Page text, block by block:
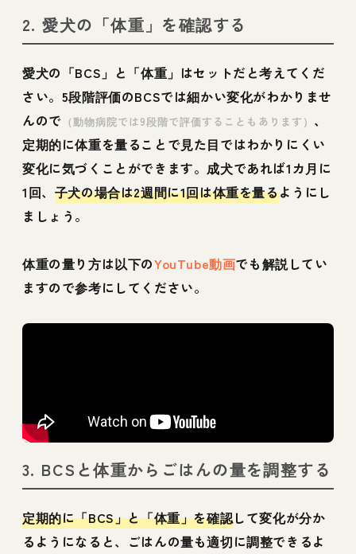
2. 愛犬の「体重」を確認する
愛犬の「BCS」と「体重」はセットだと考えてくだ
さい。5段階評価のBCSでは細かい変化がわかりませ
んので （動物病院では9段階で評価することもあります） 、
定期的に体重を量ることで見た目ではわかりにくい
変化に気づくことができます。成犬であれば1カ月に
1回、 子犬の場合は2週間に1回は体重を量るようにし
ましょう。
体重の量り方は以下のYouTube動画でも解説してい
ますので参考にしてください。
3. BCSと体重からごはんの量を調整する
定期的に「BCS」と「体重」を確認して変化が分か
るようになると、ごはんの量も適切に調整できるよ